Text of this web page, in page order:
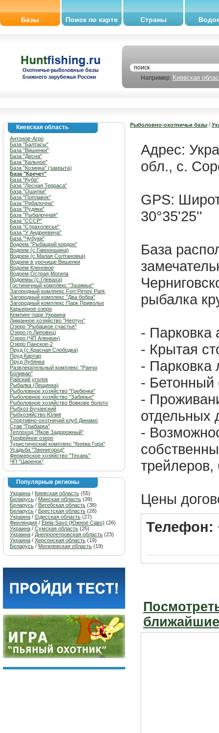
Базы Поиск по карте Страны
Например: Киевская
Киевская область
Антонов-Агро
База "Балтасы"
База "Вишенки"
База "Десна"
База "Кальное"
База "Козинка" (закрыта)
База "Кречет"
База "Куба"
База "Лесная Терраса"
База "Ошитки"
База "Поплавок"
База "Рибалочна"
База "Рудяки"
База "Рыбалочная"
База "СССР"
База "Страхолесье"
База "У Андреевича"
База "Чубуки"
Водоем "Рыбацкий кордон"
Водоем (с.Гавронщина)
Водоем (с.Малая Солтановка)
Водоем в урочище Вишенки
Водоем Кленовое
Водоем Острая Могила
Водоемы (с.Глеваха)
Гостиничный комплекс "Зазимье"
Загородный комлпекс Fort Pirnov Park
Загородный комплекс "Два бобра"
Загородный комплекс Парк Приволье
Карьерное озеро
Кемпинг-парк Украина
Лиманное хозяйство "Нептун"
Озеро "Рыбацкое счастье"
Озеро (п.Липовец)
Озеро (ЧП Аленкин)
Озеро Панское-2
Пруд (с.Красная Слободка)
Пруд Картар
Пруд Лубянка
Развлекательный комплекс "Ранчо
Боливар"
Райский уголок
Рыбалка (Лещинка)
Рыболовное хозяйство "Гребенки"
Рыболовное хозяйство "Забирье"
Рыболовное хозяйство Вовкове болото
Рыбхоз Бучанский
Рыбхозяйство Юлия
Спортивно-охотничий клуб Динамо
Став "Грабарка"
Теплоход "Яков Задорожный"
Трофейное озеро
Туристический комплекс "Княжа Гора"
Усадьба "Звенигород"
Фермерское хозяйство "Техань"
ЧП "Царенок"
Популярные регионы
Украина / Киевская область (55)
Беларусь / Минская область (39)
Беларусь / Витебская область (38)
Беларусь / Брестская область (28)
Украина / Одесская область (27)
Финляндия / Etela-Savo (Южное Саво) (26)
Украина / Сумская область (25)
Украина / Днепропетровская область (23)
Украина / Херсонская область (19)
Беларусь / Могилевская область (19)
Рыболовно-охотничьи базы /
Адрес:
обл., с.
GPS:
30°35'25''
База
рыбалка
- Парковка
- Крытая
- Парковка
- Бетонный
-
отдельных
-
трейлеров,
Цены
Телефон: